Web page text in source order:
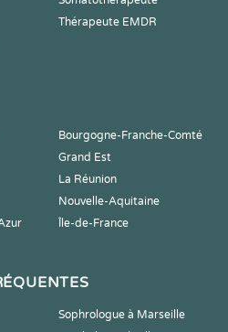
Thérapeute EMDR
Bourgogne-Franche-Comté
Grand Est
La Réunion
Nouvelle-Aquitaine
Île-de-France
Sophrologue à Marseille